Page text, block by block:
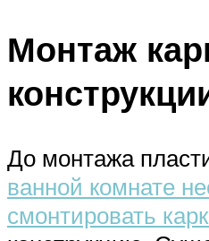
Монтаж
До монтажа
ванной комнате
смонтировать